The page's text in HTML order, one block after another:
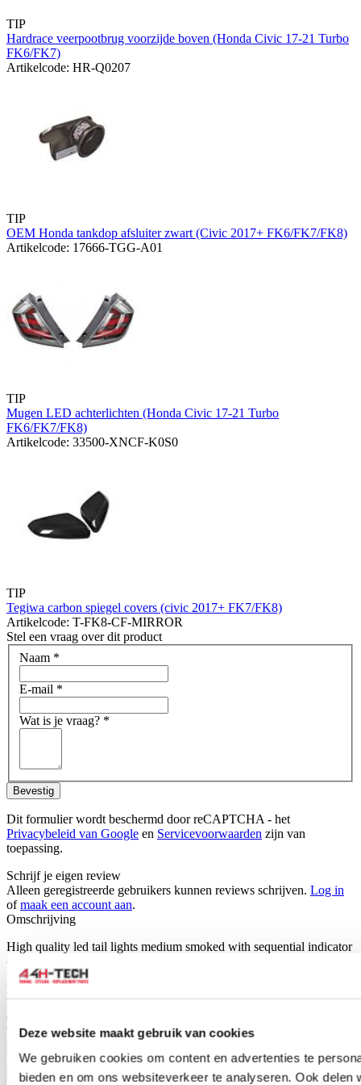
Deze website maakt gebruik van cookies
We gebruiken cookies om content en advertenties te
bieden en om ons websiteverkeer te analyseren. Ook
TIP
Hardrace veerpootbrug voorzijde boven (Honda Civic 17-21 Turbo
FK6/FK7)
Artikelcode: HR-Q0207
TIP
OEM Honda tankdop afsluiter zwart (Civic 2017+ FK6/FK7/FK8)
Artikelcode: 17666-TGG-A01
TIP
Mugen LED achterlichten (Honda Civic 17-21 Turbo
FK6/FK7/FK8)
Artikelcode: 33500-XNCF-K0S0
TIP
Tegiwa carbon spiegel covers (civic 2017+ FK7/FK8)
Artikelcode: T-FK8-CF-MIRROR
Stel een vraag over dit product
Naam *
E-mail *
Wat is je vraag? *
Bevestig
Dit formulier wordt beschermd door reCAPTCHA - het
Privacybeleid van Google en Servicevoorwaarden zijn van
toepassing.
Schrijf je eigen review
Alleen geregistreerde gebruikers kunnen reviews schrijven. Log in
ofmaak een account aan.
Omschrijving
High quality led tail lights medium smoked with sequential indicator
(Audi style).
Fits: Civic FK7 FK8 TYPE-R
Efficiency: 35w; Long life: 80000 hours
Operating Voltage: 12 V
Waterproof: IP67
Lens Material: PC
Shell Material: ABS, PMMA, Glass
Lens Color: Black/Black Lens;